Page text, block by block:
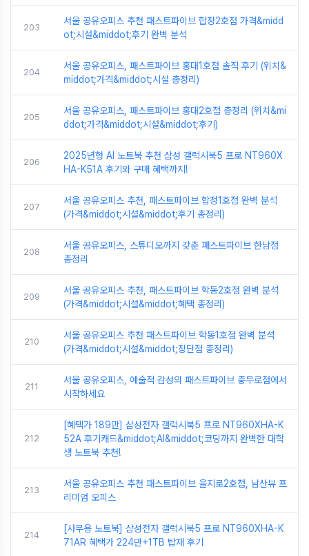
203
서울 공유오피스 추천 패스트파이브 합정2호점 가격&midd
ot;시설&middot;후기 완벽 분석
204
서울 공유오피스, 패스트파이브 홍대1호점 솔직 후기 (위치&
middot;가격&middot;시설 총정리)
205
서울 공유오피스, 패스트파이브 홍대2호점 총정리 (위치&mi
ddot;가격&middot;시설&middot;후기)
206
2025년형 AI 노트북 추천 삼성 갤럭시북5 프로 NT960X
HA-K51A 후기와 구매 혜택까지!
207
서울 공유오피스 추천, 패스트파이브 합정1호점 완벽 분석
(가격&middot;시설&middot;후기 총정리)
208
서울 공유오피스, 스튜디오까지 갖춘 패스트파이브 한남점
총정리
209
서울 공유오피스 추천, 패스트파이브 학동2호점 완벽 분석
(가격&middot;시설&middot;혜택 총정리)
210
서울 공유오피스 추천 패스트파이브 학동1호점 완벽 분석
(가격&middot;시설&middot;장단점 총정리)
211
서울 공유오피스, 예술적 감성의 패스트파이브 충무로점에서
시작하세요
212
[혜택가 189만] 삼성전자 갤럭시북5 프로 NT960XHA-K
52A 후기캐드&middot;AI&middot;코딩까지 완벽한 대학
생 노트북 추천!
213
서울 공유오피스 추천 패스트파이브 을지로2호점, 남산뷰 프
리미엄 오피스
214
[사무용 노트북] 삼성전자 갤럭시북5 프로 NT960XHA-K
71AR 혜택가 224만+1TB 탑재 후기